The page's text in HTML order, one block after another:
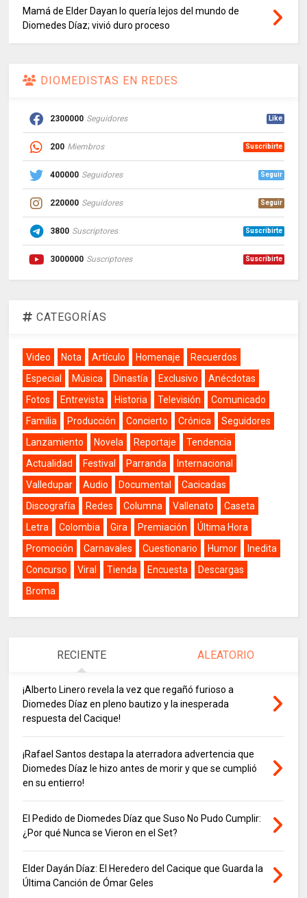
Mamá de Elder Dayan lo quería lejos del mundo de
Diomedes Díaz; vivió duro proceso
DIOMEDISTAS EN REDES
2300000 Seguidores Like
200 Miembros Suscribirte
400000 Seguidores Seguir
220000 Seguidores Seguir
3800 Suscriptores Suscribirte
3000000 Suscriptores Suscribirte
CATEGORÍAS
Video Nota Artículo Homenaje
Recuerdos
Especial
Música Dinastía Exclusivo
Anécdotas
Fotos
Entrevista Historia Televisión
Comunicado
Familia
Producción Concierto Crónica
Seguidores
Lanzamiento
Novela Reportaje
Tendencia
Actualidad
Festival Parranda
Internacional
Valledupar
Audio Documental
Cacicadas
Discografía
Redes Columna Vallenato
Caseta
Letra
Colombia Gira Premiación
Última Hora
Promoción
Carnavales Cuestionario Humor
Inedita
Concurso
Viral Tienda Encuesta
Descargas
Broma
RECIENTE ALEATORIO
¡Alberto Linero revela la vez que regañó furioso a
Diomedes Díaz en pleno bautizo y la inesperada
respuesta del Cacique!
¡Rafael Santos destapa la aterradora advertencia que
Diomedes Díaz le hizo antes de morir y que se cumplió
en su entierro!
El Pedido de Diomedes Díaz que Suso No Pudo Cumplir:
¿Por qué Nunca se Vieron en el Set?
Elder Dayán Díaz: El Heredero del Cacique que Guarda la
Última Canción de Ómar Geles